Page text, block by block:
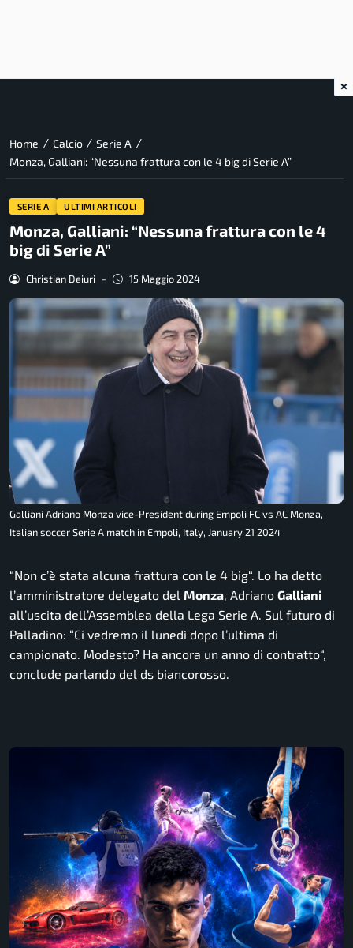
Home / Calcio / Serie A /
Monza, Galliani: “Nessuna frattura con le 4 big di Serie A”
SERIE A ULTIMI ARTICOLI
Monza, Galliani: “Nessuna frattura con le 4
big di Serie A”
Christian Deiuri - 15 Maggio 2024
Galliani Adriano Monza vice-President during Empoli FC vs AC Monza,
Italian soccer Serie A match in Empoli, Italy, January 21 2024
“Non c’è stata alcuna frattura con le 4 big“. Lo ha detto
l’amministratore delegato del Monza, Adriano Galliani
all’uscita dell’Assemblea della Lega Serie A. Sul futuro di
Palladino: “Ci vedremo il lunedì dopo l’ultima di
campionato. Modesto? Ha ancora un anno di contratto“,
conclude parlando del ds biancorosso.
×